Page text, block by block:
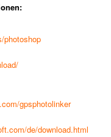
photoshop
gpsphotolinker
de/download.html